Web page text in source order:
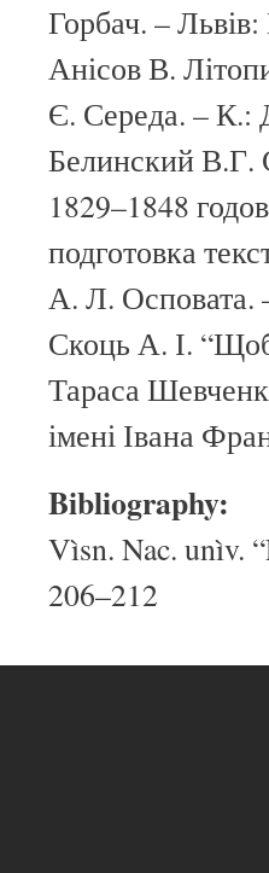
Горбач. –
Анісов В.
Є. Середа. – К.:
Белинский В.Г.
1829–1848
подготовка
А. Л. Осповата.
Скоць А. І.
Тараса
імені Івана
Bibliography:
Vìsn. Nac. unìv.
206–212